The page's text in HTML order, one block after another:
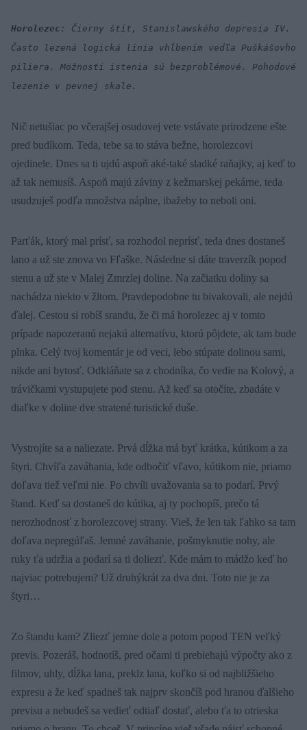
Horolezec : Čierny štít, Stanislawského depresia IV.
Často lezená logická línia vhĺbením vedľa Puškášovho
piliera. Možnosti istenia sú bezproblémové. Pohodové
lezenie v pevnej skale.
Nič netušiac po včerajšej osudovej vete vstávate prirodzene ešte
pred budíkom. Teda, tebe sa to stáva bežne, horolezcovi
ojedinele. Dnes sa ti ujdú aspoň aké-také sladké raňajky, aj keď to
až tak nemusíš. Aspoň majú záviny z kežmarskej pekárne, teda
usudzuješ podľa množstva náplne, ibažeby to neboli oni.
Parťák, ktorý mal prísť, sa rozhodol neprísť, teda dnes dostaneš
lano a už ste znova vo Fľaške. Následne si dáte traverzík popod
stenu a už ste v Malej Zmrzlej doline. Na začiatku doliny sa
nachádza niekto v žltom. Pravdepodobne tu bivakovali, ale nejdú
ďalej. Cestou si robíš srandu, že či má horolezec aj v tomto
prípade napozeranú nejakú alternatívu, ktorú pôjdete, ak tam bude
plnka. Celý tvoj komentár je od veci, lebo stúpate dolinou sami,
nikde ani bytosť. Odkláňate sa z chodníka, čo vedie na Kolový, a
trávičkami vystupujete pod stenu. Až keď sa otočíte, zbadáte v
diaľke v doline dve stratené turistické duše.
Vystrojíte sa a naliezate. Prvá dĺžka má byť krátka, kútikom a za
štyri. Chvíľa zaváhania, kde odbočiť vľavo, kútikom nie, priamo
doľava tiež veľmi nie. Po chvíli uvažovania sa to podarí. Prvý
štand. Keď sa dostaneš do kútika, aj ty pochopíš, prečo tá
nerozhodnosť z horolezcovej strany. Vieš, že len tak ľahko sa tam
doľava nepregúľaš. Jemné zaváhanie, pošmyknutie nohy, ale
ruky ťa udržia a podarí sa ti doliezť. Kde mám to mádžo keď ho
najviac potrebujem? Už druhýkrát za dva dni. Toto nie je za
štyri…
Zo štandu kam? Zliezť jemne dole a potom popod TEN veľký
previs. Pozeráš, hodnotíš, pred očami ti prebiehajú výpočty ako z
filmov, uhly, dĺžka lana, preklz lana, koľko si od najbližšieho
expresu a že keď spadneš tak najprv skončíš pod hranou ďalšieho
previsu a nebudeš sa vedieť odtiaľ dostať, alebo ťa to otrieska